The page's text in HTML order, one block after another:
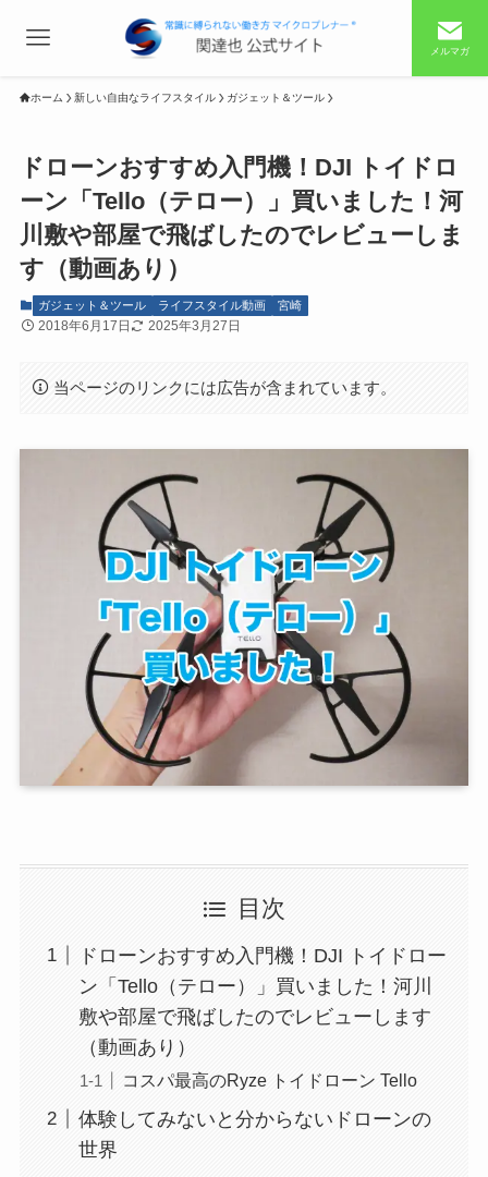
メルマガ
ホーム 新しい自由なライフスタイル ガジェット＆ツール
ドローンおすすめ入門機！DJI トイドロ
ーン「Tello（テロー）」買いました！河
川敷や部屋で飛ばしたのでレビューしま
す（動画あり）
ガジェット＆ツール ライフスタイル動画 宮崎
2018年6月17日 2025年3月27日
当ページのリンクには広告が含まれています。
目次
ドローンおすすめ入門機！DJI トイドロー
ン「Tello（テロー）」買いました！河川
敷や部屋で飛ばしたのでレビューします
（動画あり）
コスパ最高のRyze トイドローン Tello
体験してみないと分からないドローンの
世界